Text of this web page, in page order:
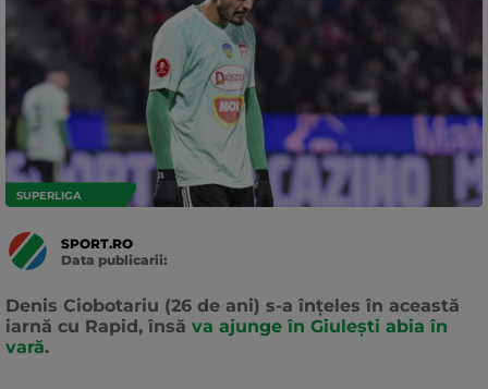
SUPERLIGA
SPORT.RO
Data publicarii:
Denis Ciobotariu (26 de ani) s-a înțeles în această
iarnă cu Rapid, însă va ajunge în Giulești abia în
vară.